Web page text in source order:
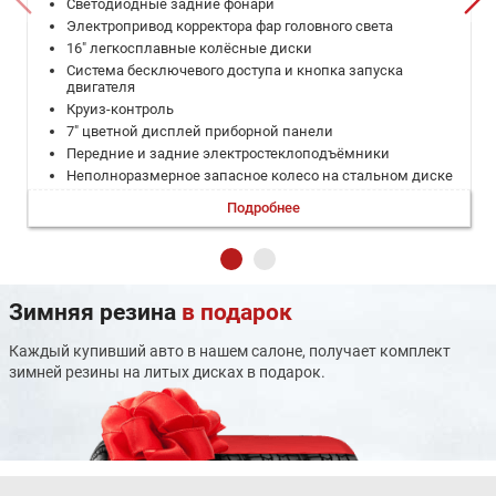
Светодиодные задние фонари
Электропривод корректора фар головного света
16" легкосплавные колёсные диски
Система бесключевого доступа и кнопка запуска
двигателя
Круиз-контроль
7" цветной дисплей приборной панели
Передние и задние электростеклоподъёмники
Неполноразмерное запасное колесо на стальном диске
Регулировка рулевой колонки по наклону
Обивка сидений экокожей
Передний подлокотник
Боковые зеркала с электроприводом
Обогрев зеркал заднего вида
Увеличенный бачок стеклоомывателя
Подогрев форсунок стеклоомывателя
Автоматическое складывание боковых зеркал
Задние датчики парковки
Подробнее
Зимняя резина в подарок
Каждый купивший авто в нашем салоне, получает комплект
зимней резины на литых дисках в подарок.